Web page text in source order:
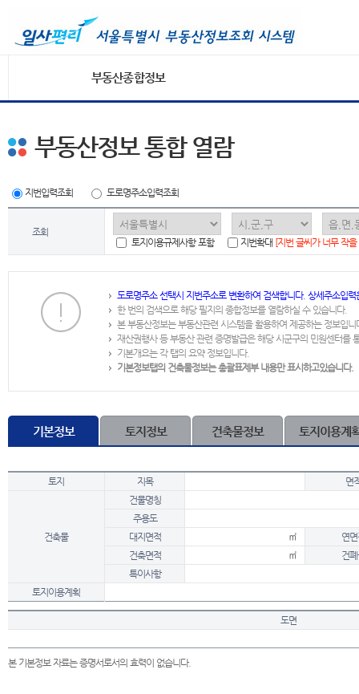
부동산종합정보
부동산정보 통합 열람
지번입력조회 도로명주소입력조회
조회
토지이용규제사항 포함
지번확대 [지번 글씨가 너무 작
도로명주소 선택시 지번주소로 변환하여 검색합니다. 상세주소입
한 번의 검색으로 해당 필지의 종합정보를 열람하실 수 있습니다.
본 부동산정보는 부동산관련 시스템을 활용하여 제공하는 정보입니
재산권행사 등 부동산 관련 증명발급은 해당 시군구의 민원센터를
기본개요는 각 탭의 요약 정보입니다.
기본정보탭의 건축물정보는 총괄표제부 내용만 표시하고있습니다.
기본정보 토지정보 건축물정보 토지이용계
토지 지목 면
건축물
건물명칭
주용도
대지면적
㎡
연
건축면적
㎡
건
특이사항
토지이용계획
도면
본 기본정보 자료는 증명서로서의 효력이 없습니다.